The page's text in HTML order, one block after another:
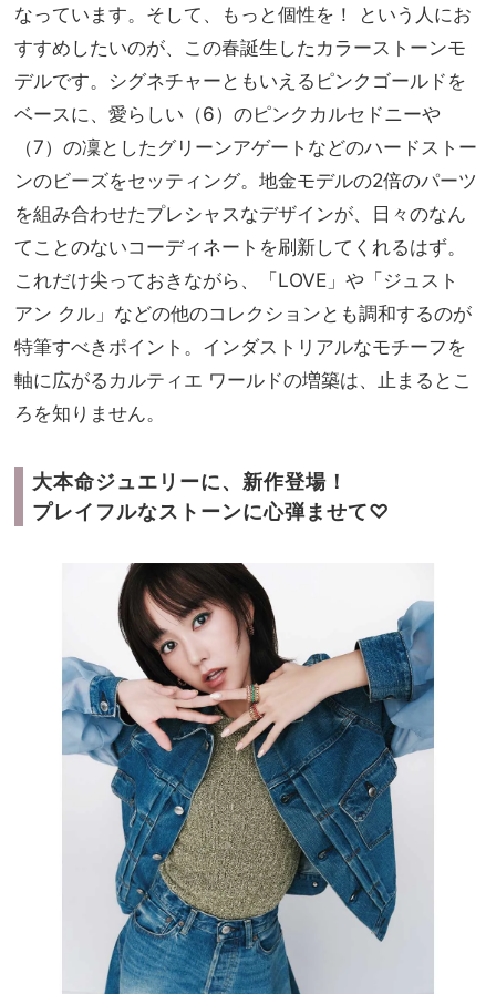
なっています。そして、もっと個性を！ という人にお
すすめしたいのが、この春誕生したカラーストーンモ
デルです。シグネチャーともいえるピンクゴールドを
ベースに、愛らしい（6）のピンクカルセドニーや
（7）の凜としたグリーンアゲートなどのハードストー
ンのビーズをセッティング。地金モデルの2倍のパーツ
を組み合わせたプレシャスなデザインが、日々のなん
てことのないコーディネートを刷新してくれるはず。
これだけ尖っておきながら、「LOVE」や「ジュスト
アン クル」などの他のコレクションとも調和するのが
特筆すべきポイント。インダストリアルなモチーフを
軸に広がるカルティエ ワールドの増築は、止まるとこ
ろを知りません。
大本命ジュエリーに、新作登場！
プレイフルなストーンに心弾ませて♡